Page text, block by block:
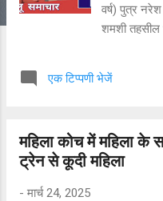
वर्ष) पुत्र
शमशी तहसील
अन्तर्गत
एक टिप्पणी भेजें
महिला कोच में महिला के
ट्रेन से कूदी महिला
- मार्च 24, 2025